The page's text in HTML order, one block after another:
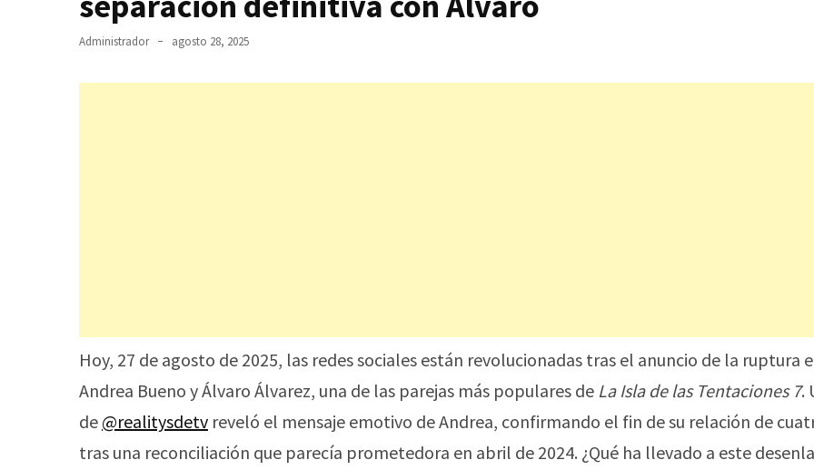
Administrador agosto 28, 2025
Hoy, 27 de agosto de 2025, las redes sociales están revolucionadas tras el anuncio de la ruptura
Andrea Bueno y Álvaro Álvarez, una de las parejas más populares de La Isla de las Tentaciones 7.
de @realitysdetv reveló el mensaje emotivo de Andrea, confirmando el fin de su relación de
tras una reconciliación que parecía prometedora en abril de 2024. ¿Qué ha llevado a este